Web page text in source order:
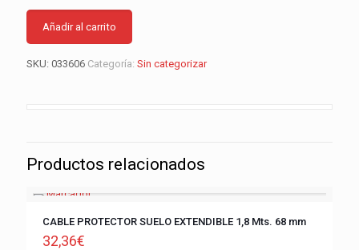
Añadir al carrito
SKU: 033606 Categoría: Sin categorizar
Productos relacionados
CABLE PROTECTOR SUELO EXTENDIBLE 1,8 Mts. 68 mm
32,36€